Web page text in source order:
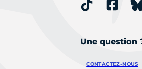
Une question
CONTACTEZ-NOUS